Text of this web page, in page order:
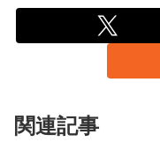
関連記事